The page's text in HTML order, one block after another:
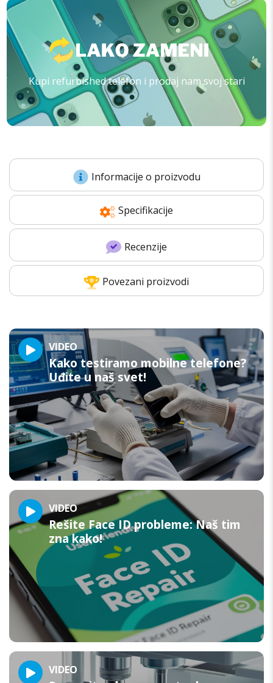
Kupi refurbished telefon i prodaj nam svoj stari
Informacije o proizvodu
Specifikacije
Recenzije
Povezani proizvodi
VIDEO
Kako testiramo mobilne telefone?
Uđite u naš svet!
VIDEO
Rešite Face ID probleme: Naš tim
zna kako!
VIDEO